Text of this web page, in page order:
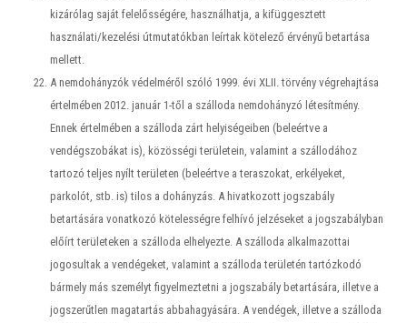
kizárólag saját felelősségére, használhatja, a kifüggesztett
használati/kezelési útmutatókban leírtak kötelező érvényű betartása
mellett.
A nemdohányzók védelméről szóló 1999. évi XLII. törvény végrehajtása
értelmében 2012. január 1-től a szálloda nemdohányzó létesítmény.
Ennek értelmében a szálloda zárt helyiségeiben (beleértve a
vendégszobákat is), közösségi területein, valamint a szállodához
tartozó teljes nyílt területen (beleértve a teraszokat, erkélyeket,
parkolót, stb. is) tilos a dohányzás. A hivatkozott jogszabály
betartására vonatkozó kötelességre felhívó jelzéseket a jogszabályban
előírt területeken a szálloda elhelyezte. A szálloda alkalmazottai
jogosultak a vendégeket, valamint a szálloda területén tartózkodó
bármely más személyt figyelmeztetni a jogszabály betartására, illetve a
jogszerűtlen magatartás abbahagyására. A vendégek, illetve a szálloda